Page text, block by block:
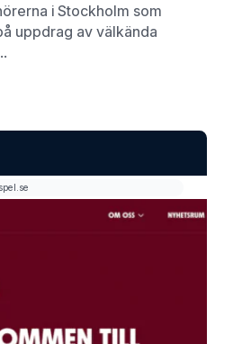
i Stockholm som
uppdrag av välkända